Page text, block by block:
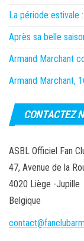
La période estivale
Après sa belle
Armand Marchant
Armand Marchant,
CONTACTEZ
ASBL Officiel Fan
47, Avenue de la
4020 Liège -Jupille
Belgique